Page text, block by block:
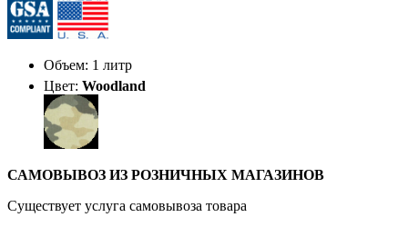
Объем: 1 литр
Цвет: Woodland
САМОВЫВОЗ ИЗ РОЗНИЧНЫХ МАГАЗИНОВ
Существует услуга самовывоза товара